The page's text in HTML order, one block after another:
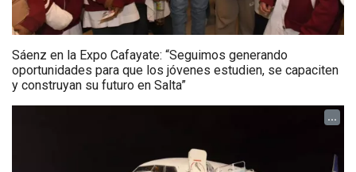
Sáenz en la Expo Cafayate: “Seguimos generando
oportunidades para que los jóvenes estudien, se capaciten
y construyan su futuro en Salta”
...